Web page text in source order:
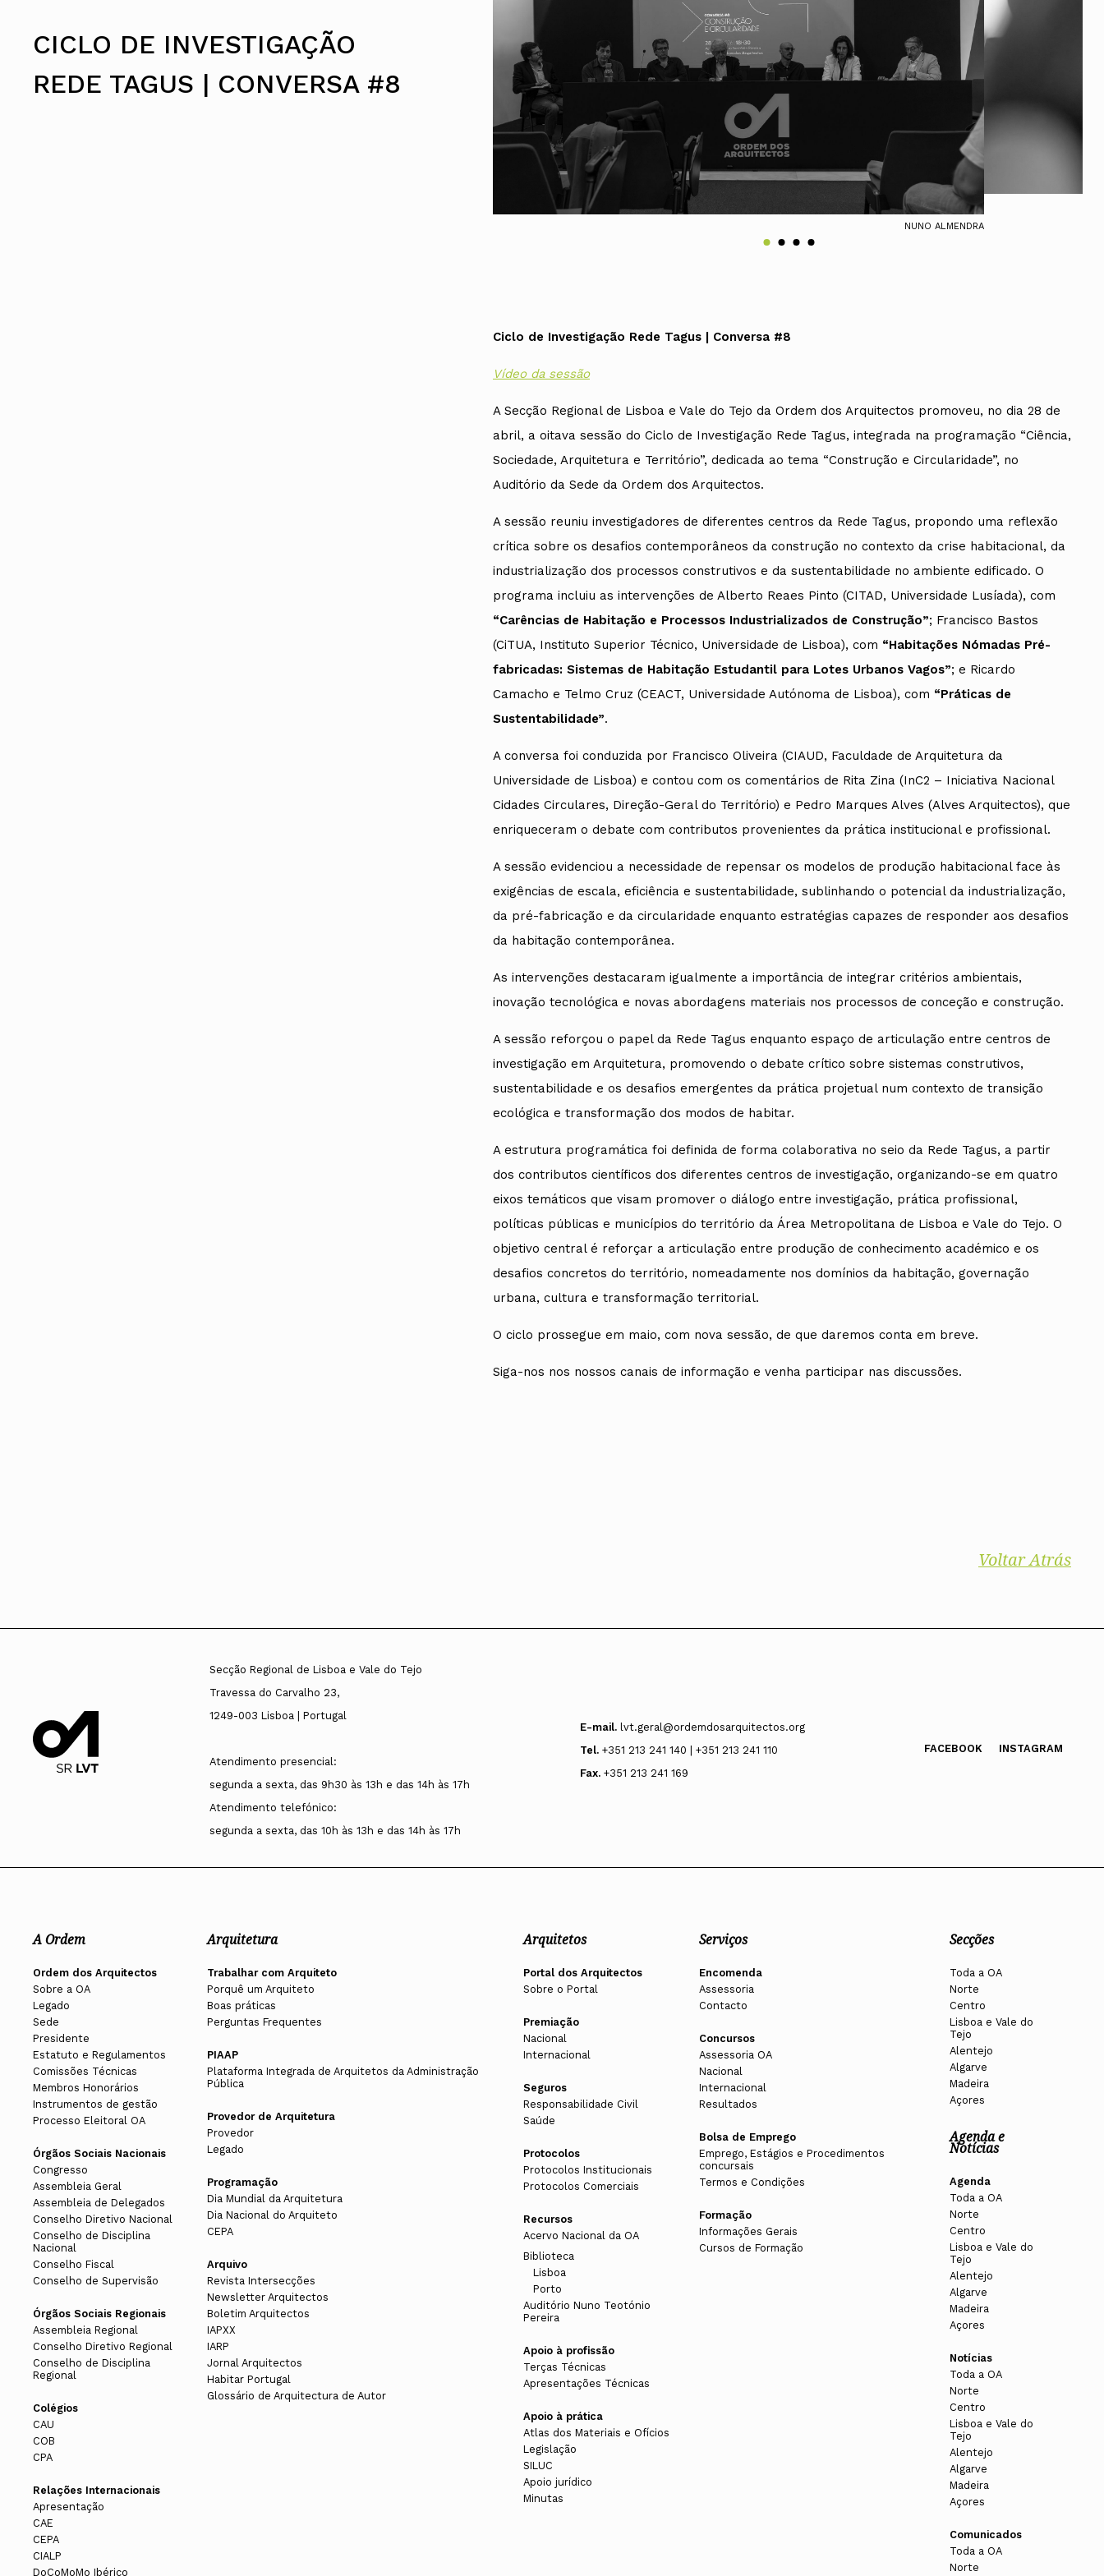
Conselho de Disciplina Nacional
Conselho Fiscal
Alentejo
Algarve
Madeira
Açores
Toda a OA
Norte
Centro
Lisboa e Vale do Tejo
Alentejo
Algarve
Madeira
CICLO DE INVESTIGAÇÃO
REDE TAGUS | CONVERSA #8
NUNO ALMENDRA
Ciclo de Investigação Rede Tagus | Conversa #8
Vídeo da sessão
A Secção Regional de Lisboa e Vale do Tejo da Ordem dos Arquitectos promoveu, no dia 28 de
abril, a oitava sessão do Ciclo de Investigação Rede Tagus, integrada na programação “Ciência,
Sociedade, Arquitetura e Território”, dedicada ao tema “Construção e Circularidade”, no
Auditório da Sede da Ordem dos Arquitectos.
A sessão reuniu investigadores de diferentes centros da Rede Tagus, propondo uma reflexão
crítica sobre os desafios contemporâneos da construção no contexto da crise habitacional, da
industrialização dos processos construtivos e da sustentabilidade no ambiente edificado. O
programa incluiu as intervenções de Alberto Reaes Pinto (CITAD, Universidade Lusíada), com
“Carências de Habitação e Processos Industrializados de Construção”; Francisco Bastos
(CiTUA, Instituto Superior Técnico, Universidade de Lisboa), com “Habitações Nómadas Pré-
fabricadas: Sistemas de Habitação Estudantil para Lotes Urbanos Vagos”; e Ricardo
Camacho e Telmo Cruz (CEACT, Universidade Autónoma de Lisboa), com “Práticas de
Sustentabilidade”.
A conversa foi conduzida por Francisco Oliveira (CIAUD, Faculdade de Arquitetura da
Universidade de Lisboa) e contou com os comentários de Rita Zina (InC2 – Iniciativa Nacional
Cidades Circulares, Direção-Geral do Território) e Pedro Marques Alves (Alves Arquitectos), que
enriqueceram o debate com contributos provenientes da prática institucional e profissional.
A sessão evidenciou a necessidade de repensar os modelos de produção habitacional face às
exigências de escala, eficiência e sustentabilidade, sublinhando o potencial da industrialização,
da pré-fabricação e da circularidade enquanto estratégias capazes de responder aos desafios
da habitação contemporânea.
As intervenções destacaram igualmente a importância de integrar critérios ambientais,
inovação tecnológica e novas abordagens materiais nos processos de conceção e construção.
A sessão reforçou o papel da Rede Tagus enquanto espaço de articulação entre centros de
investigação em Arquitetura, promovendo o debate crítico sobre sistemas construtivos,
sustentabilidade e os desafios emergentes da prática projetual num contexto de transição
ecológica e transformação dos modos de habitar.
A estrutura programática foi definida de forma colaborativa no seio da Rede Tagus, a partir
dos contributos científicos dos diferentes centros de investigação, organizando-se em quatro
eixos temáticos que visam promover o diálogo entre investigação, prática profissional,
políticas públicas e municípios do território da Área Metropolitana de Lisboa e Vale do Tejo. O
objetivo central é reforçar a articulação entre produção de conhecimento académico e os
desafios concretos do território, nomeadamente nos domínios da habitação, governação
urbana, cultura e transformação territorial.
O ciclo prossegue em maio, com nova sessão, de que daremos conta em breve.
Siga-nos nos nossos canais de informação e venha participar nas discussões.
Voltar Atrás
Secção Regional de Lisboa e Vale do Tejo
Travessa do Carvalho 23,
1249-003 Lisboa | Portugal
Atendimento presencial:
segunda a sexta, das 9h30 às 13h e das 14h às 17h
Atendimento telefónico:
segunda a sexta, das 10h às 13h e das 14h às 17h
E-mail. lvt.geral@ordemdosarquitectos.org
Tel. +351 213 241 140 | +351 213 241 110
Fax. +351 213 241 169
FACEBOOK INSTAGRAM
A Ordem
Ordem dos Arquitectos
Sobre a OA
Legado
Sede
Presidente
Estatuto e Regulamentos
Comissões Técnicas
Membros Honorários
Instrumentos de gestão
Processo Eleitoral OA
Órgãos Sociais Nacionais
Congresso
Assembleia Geral
Assembleia de Delegados
Conselho Diretivo Nacional
Conselho de Disciplina
Nacional
Conselho Fiscal
Conselho de Supervisão
Órgãos Sociais Regionais
Assembleia Regional
Conselho Diretivo Regional
Conselho de Disciplina
Regional
Colégios
CAU
COB
CPA
Relações Internacionais
Apresentação
CAE
CEPA
CIALP
DoCoMoMo Ibérico
Arquitetura
Trabalhar com Arquiteto
Porquê um Arquiteto
Boas práticas
Perguntas Frequentes
PIAAP
Plataforma Integrada de Arquitetos da Administração
Pública
Provedor de Arquitetura
Provedor
Legado
Programação
Dia Mundial da Arquitetura
Dia Nacional do Arquiteto
CEPA
Arquivo
Revista Intersecções
Newsletter Arquitectos
Boletim Arquitectos
IAPXX
IARP
Jornal Arquitectos
Habitar Portugal
Glossário de Arquitectura de Autor
Arquitetos
Portal dos Arquitectos
Sobre o Portal
Premiação
Nacional
Internacional
Seguros
Responsabilidade Civil
Saúde
Protocolos
Protocolos Institucionais
Protocolos Comerciais
Recursos
Acervo Nacional da OA
Biblioteca
Lisboa
Porto
Auditório Nuno Teotónio
Pereira
Apoio à profissão
Terças Técnicas
Apresentações Técnicas
Apoio à prática
Atlas dos Materiais e Ofícios
Legislação
SILUC
Apoio jurídico
Minutas
Serviços
Encomenda
Assessoria
Contacto
Concursos
Assessoria OA
Nacional
Internacional
Resultados
Bolsa de Emprego
Emprego, Estágios e Procedimentos
concursais
Termos e Condições
Formação
Informações Gerais
Cursos de Formação
Secções
Toda a OA
Norte
Centro
Lisboa e Vale do
Tejo
Alentejo
Algarve
Madeira
Açores
Agenda e
Notícias
Agenda
Toda a OA
Norte
Centro
Lisboa e Vale do
Tejo
Alentejo
Algarve
Madeira
Açores
Notícias
Toda a OA
Norte
Centro
Lisboa e Vale do
Tejo
Alentejo
Algarve
Madeira
Açores
Comunicados
Toda a OA
Norte